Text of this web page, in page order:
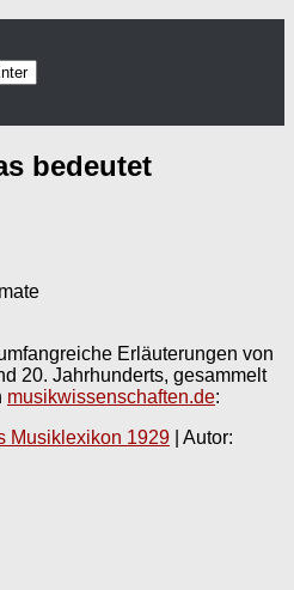
bedeutet
Erläuterungen von
20. Jahrhunderts, gesammelt
musikwissenschaften.de:
Musiklexikon 1929 | Autor: